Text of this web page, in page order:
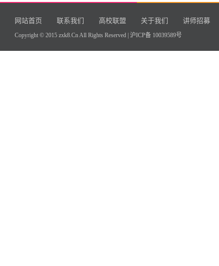
网站首页 联系我们 高校联盟 关于我们 讲师招募
Copyright © 2015 zxk8.Cn All Rights Reserved | 沪ICP备 10039589号